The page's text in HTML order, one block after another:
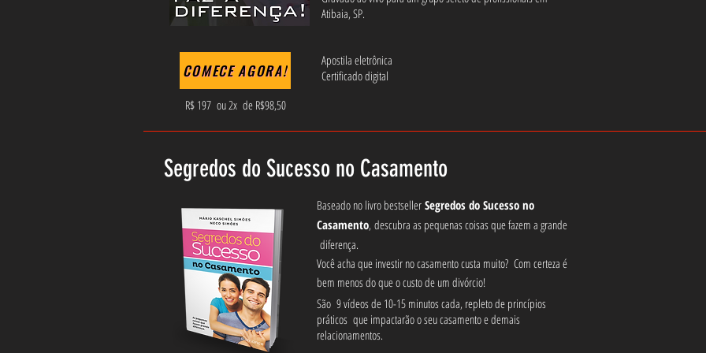
COMECE AGORA!
Atibaia, SP.
Apostila eletrônica
Certificado digital
R$ 197 ou 2x de R$98,50
Segredos do Sucesso no Casamento
Baseado no livro bestseller Segredos do Sucesso no
Casamento, descubra as pequenas coisas que fazem a grande
diferença.
Você acha que investir no casamento custa muito? Com certeza é
bem menos do que o custo de um divórcio!
São 9 vídeos de 10-15 minutos cada, repleto de princípios
práticos que impactarão o seu casamento e demais
relacionamentos.